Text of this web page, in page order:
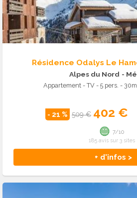
Résidence Odalys Le
Alpes du Nord -
Appartement - TV - 5 pers. -
- 21 % 509 € 402 €
+ d'infos >
7/10
185 avis sur 3 sites